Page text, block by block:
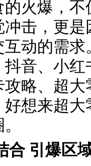
火爆，不
击，更
动的需
音、小
略、超
想来超
合 引爆区